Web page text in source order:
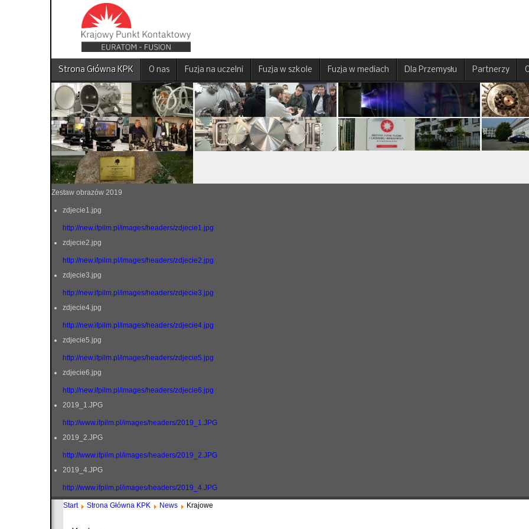
Strona Główna KPK O nas Fuzja na uczelni Fuzja w szkole Fuzja w mediach Dla Przemysłu Partnerzy
Zestaw obrazów 2019
zdjecie1.jpg
http://new.ifpilm.pl/images/headers/zdjecie1.jpg
zdjecie2.jpg
http://new.ifpilm.pl/images/headers/zdjecie2.jpg
zdjecie3.jpg
http://new.ifpilm.pl/images/headers/zdjecie3.jpg
zdjecie4.jpg
http://new.ifpilm.pl/images/headers/zdjecie4.jpg
zdjecie5.jpg
http://new.ifpilm.pl/images/headers/zdjecie5.jpg
zdjecie6.jpg
http://new.ifpilm.pl/images/headers/zdjecie6.jpg
2019_1.JPG
http://www.ifpilm.pl/images/headers/2019_1.JPG
2019_2.JPG
http://www.ifpilm.pl/images/headers/2019_2.JPG
2019_4.JPG
http://www.ifpilm.pl/images/headers/2019_4.JPG
Start Strona Główna KPK News Krajowe